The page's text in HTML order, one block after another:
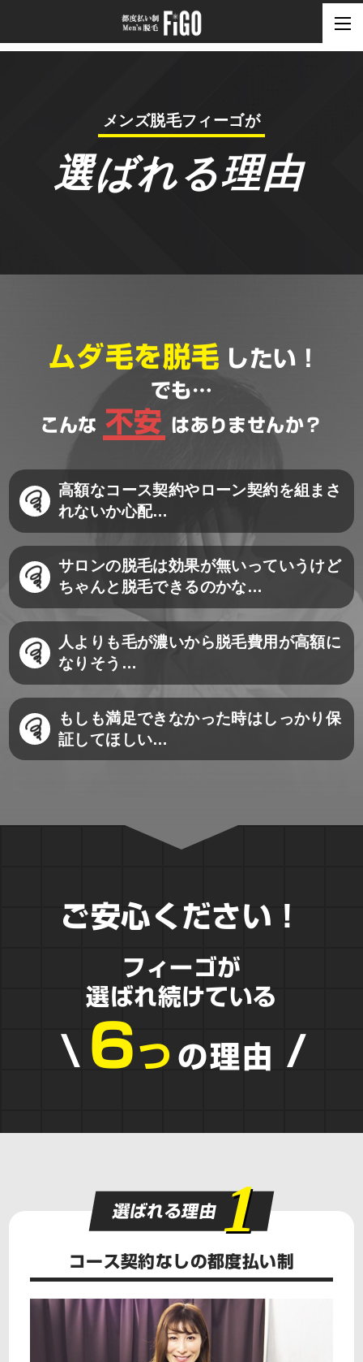
メンズ脱毛フィーゴが
選ばれる理由
ムダ毛を脱毛 したい！
でも…
こんな 不安 はありませんか？
高額なコース契約やローン契約を組まさ
れないか心配…
サロンの脱毛は効果が無いっていうけど
ちゃんと脱毛できるのかな…
人よりも毛が濃いから脱毛費用が高額に
なりそう…
もしも満足できなかった時はしっかり保
証してほしい…
ご安心ください！
フィーゴが
選ばれ続けている
\ 6 つ の理由 /
選ばれる理由1
コース契約なしの都度払い制